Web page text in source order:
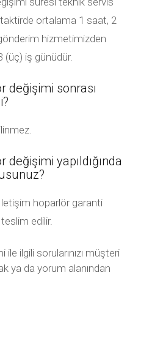
ortalama 1 saat, 2
hizmetimizden
(üç) iş günüdür.
değişimi sonrası
değişimi yapıldığında
hoparlör garanti
edilir.
ilgili sorularınızı müşteri
ya da yorum alanından